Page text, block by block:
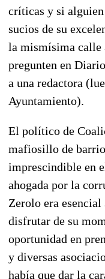
críticas y si alguien
sucios de su
la mismísima calle
pregunten en
a una redactora
Ayuntamiento).
El político de
mafiosillo de
imprescindible en
ahogada por la
Zerolo era
disfrutar de su
oportunidad en
y diversas
había que dar la